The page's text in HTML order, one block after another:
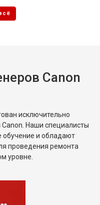
Canon
исключительно
Наши специалисты
обучение и обладают
проведения ремонта
уровне.